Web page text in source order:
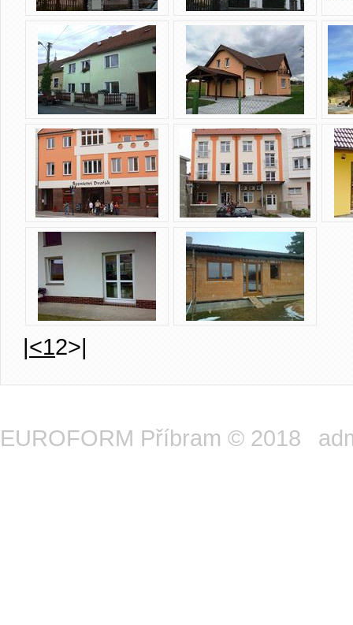
|<12>|
EUROFORM Příbram © 2018